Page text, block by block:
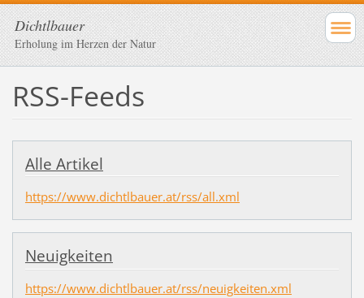
Dichtlbauer
Erholung im Herzen der Natur
RSS-Feeds
Alle Artikel
https://www.dichtlbauer.at/rss/all.xml
Neuigkeiten
https://www.dichtlbauer.at/rss/neuigkeiten.xml